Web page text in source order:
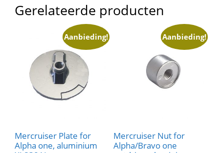
Gerelateerde producten
Aanbieding!
Mercruiser Plate for
Alpha one, aluminium
Aanbieding!
Mercruiser Nut for
Alpha/Bravo one